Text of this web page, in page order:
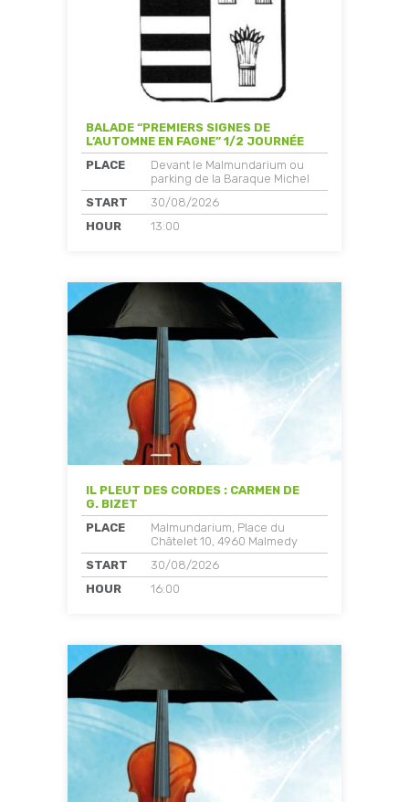
BALADE “PREMIERS SIGNES DE
L’AUTOMNE EN FAGNE” 1/2 JOURNÉE
PLACE
Devant le Malmundarium ou
parking de la Baraque Michel
START
30/08/2026
HOUR
13:00
IL PLEUT DES CORDES : CARMEN DE
G. BIZET
PLACE
Malmundarium, Place du
Châtelet 10, 4960 Malmedy
START
30/08/2026
HOUR
16:00